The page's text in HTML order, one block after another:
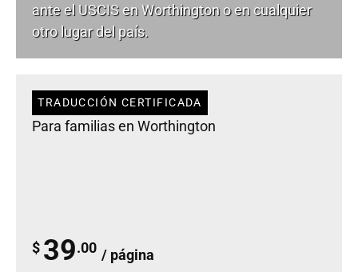
ante el USCIS en Worthington o en cualquier
otro lugar del país.
TRADUCCIÓN CERTIFICADA
Para familias en Worthington
$ 39.00 / página